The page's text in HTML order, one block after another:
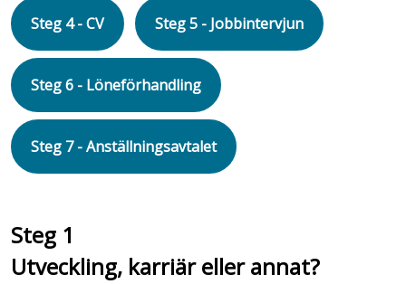
Steg 4 - CV Steg 5 - Jobbintervjun
Steg 6 - Löneförhandling
Steg 7 - Anställningsavtalet
Steg 1
Utveckling, karriär eller annat?